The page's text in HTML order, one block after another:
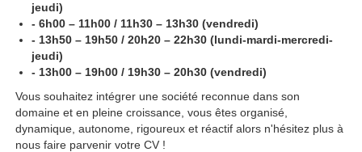
jeudi)
- 6h00 – 11h00 / 11h30 – 13h30 (vendredi)
- 13h50 – 19h50 / 20h20 – 22h30 (lundi-mardi-mercredi-
jeudi)
- 13h00 – 19h00 / 19h30 – 20h30 (vendredi)
Vous souhaitez intégrer une société reconnue dans son
domaine et en pleine croissance, vous êtes organisé,
dynamique, autonome, rigoureux et réactif alors n'hésitez plus à
nous faire parvenir votre CV !